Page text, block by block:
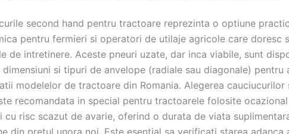
second hand pentru tractoare reprezinta o optiune
pentru fermieri si operatori de utilaje agricole care doresc
de intretinere. Aceste pneuri uzate, dar inca viabile, sunt
si tipuri de anvelope (radiale sau diagonale) pentru
modelelor de tractoare din Romania. Alegerea cauciucurilor
recomandata in special pentru tractoarele folosite
cu risc scazut de avarie, oferind o durata de viata
din pretul unora noi. Este esential sa verificati starea adanca